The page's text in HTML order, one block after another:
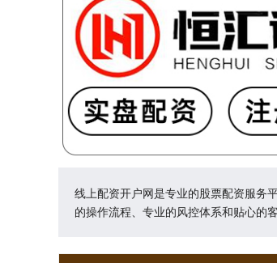
线上配资开户网是专业的股票配资服务
的操作流程、专业的风控体系和贴心的